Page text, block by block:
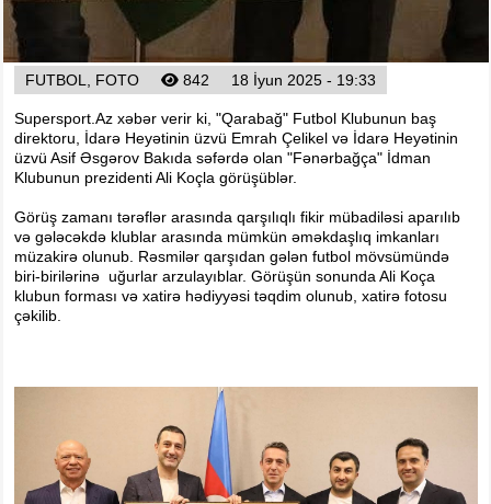
Dünya Kuboku - 2018
İslamiada-2017
Formula-1
Su İdman növləri
Tokio-2020
Layihə
Qış Olimpiya
İslamiada-2021
Dünya Kuboku-2022
FUTBOL, FOTO 842 18 İyun 2025 - 19:33
Supersport.Az xəbər verir ki, "Qarabağ" Futbol Klubunun baş
direktoru, İdarə Heyətinin üzvü Emrah Çelikel və İdarə Heyətinin
üzvü Asif Əsgərov Bakıda səfərdə olan "Fənərbağça" İdman
Klubunun prezidenti Ali Koçla görüşüblər.
Görüş zamanı tərəflər arasında qarşılıqlı fikir mübadiləsi aparılıb
və gələcəkdə klublar arasında mümkün əməkdaşlıq imkanları
müzakirə olunub. Rəsmilər qarşıdan gələn futbol mövsümündə
biri-birilərinə uğurlar arzulayıblar. Görüşün sonunda Ali Koça
klubun forması və xatirə hədiyyəsi təqdim olunub, xatirə fotosu
çəkilib.